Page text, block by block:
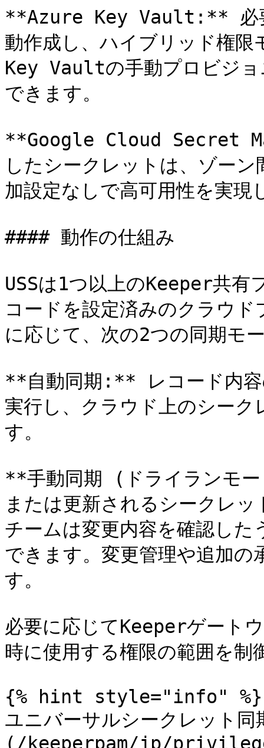
**Azure Key Vault:** 必
動作成し、ハイブリッド権
Key Vaultの手動プロビジョ
できます。
**Google Cloud Secret
したシークレットは、ゾー
加設定なしで高可用性を実現
#### 動作の仕組み
USSは1つ以上のKeeper共有
コードを設定済みのクラウ
に応じて、次の2つの同期モ
**自動同期:** レコード内容
実行し、クラウド上のシー
す。
**手動同期 (ドライランモ
または更新されるシークレ
チームは変更内容を確認した
できます。変更管理や追加の
す。
必要に応じてKeeperゲート
時に使用する権限の範囲を制
{% hint style="info" %}
ユニバーサルシークレット
(/keeperpam/jp/